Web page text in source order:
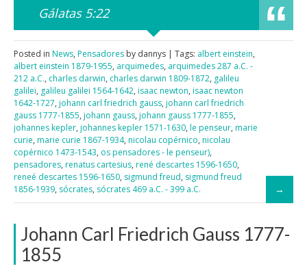
Gálatas 5:22
Posted in News, Pensadores by dannys | Tags: albert einstein,
albert einstein 1879-1955, arquimedes, arquimedes 287 a.C. -
212 a.C., charles darwin, charles darwin 1809-1872, galileu
galilei, galileu galilei 1564-1642, isaac newton, isaac newton
1642-1727, johann carl friedrich gauss, johann carl friedrich
gauss 1777-1855, johann gauss, johann gauss 1777-1855,
johannes kepler, johannes kepler 1571-1630, le penseur, marie
curie, marie curie 1867-1934, nicolau copérnico, nicolau
copérnico 1473-1543, os pensadores - le penseur),
pensadores, renatus cartesius, rené descartes 1596-1650,
reneé descartes 1596-1650, sigmund freud, sigmund freud
1856-1939, sócrates, sócrates 469 a.C. - 399 a.C.
Johann Carl Friedrich Gauss 1777-
1855